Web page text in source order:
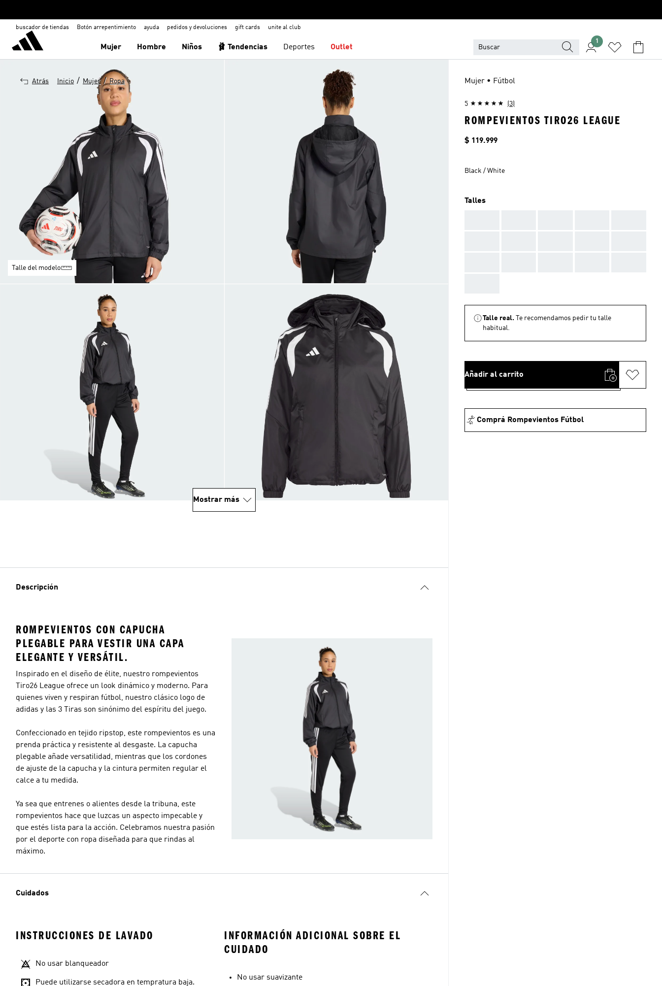
buscador de tiendas Botón arrepentimiento ayuda pedidos y devoluciones gift cards unite al club
Mujer Hombre Niños 🩰 Tendencias Deportes Outlet
1
Atrás Inicio / Mujer / Ropa
Talle del modelo
Mostrar más
Descripción
ROMPEVIENTOS CON CAPUCHA
PLEGABLE PARA VESTIR UNA CAPA
ELEGANTE Y VERSÁTIL.
Inspirado en el diseño de élite, nuestro rompevientos
Tiro26 League ofrece un look dinámico y moderno. Para
quienes viven y respiran fútbol, nuestro clásico logo de
adidas y las 3 Tiras son sinónimo del espíritu del juego.
Confeccionado en tejido ripstop, este rompevientos es una
prenda práctica y resistente al desgaste. La capucha
plegable añade versatilidad, mientras que los cordones
de ajuste de la capucha y la cintura permiten regular el
calce a tu medida.
Ya sea que entrenes o alientes desde la tribuna, este
rompevientos hace que luzcas un aspecto impecable y
que estés lista para la acción. Celebramos nuestra pasión
por el deporte con ropa diseñada para que rindas al
máximo.
Cuidados
INSTRUCCIONES DE LAVADO
No usar blanqueador
Puede utilizarse secadora en tempratura baja.
INFORMACIÓN ADICIONAL SOBRE EL
CUIDADO
No usar suavizante
Mujer • Fútbol
5 (3)
ROMPEVIENTOS TIRO26 LEAGUE
Precio
$ 119.999
Black / White
Talles
Talle real.
Te recomendamos pedir tu talle
habitual.
Añadir al carrito
Comprá Rompevientos Fútbol